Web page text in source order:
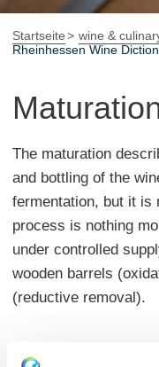
Startseite wine &
Rheinhessen Wine
The maturation
and bottling of the
fermentation, but it is
process is nothing
under controlled
wooden barrels
(reductive removal).